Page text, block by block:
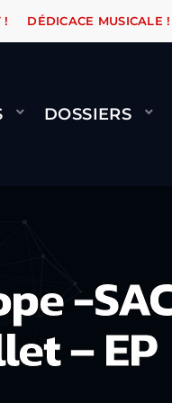
ÇA LE FAIT !
! DÉDICACE MUSICALE !
DOSSIERS
-
– EP